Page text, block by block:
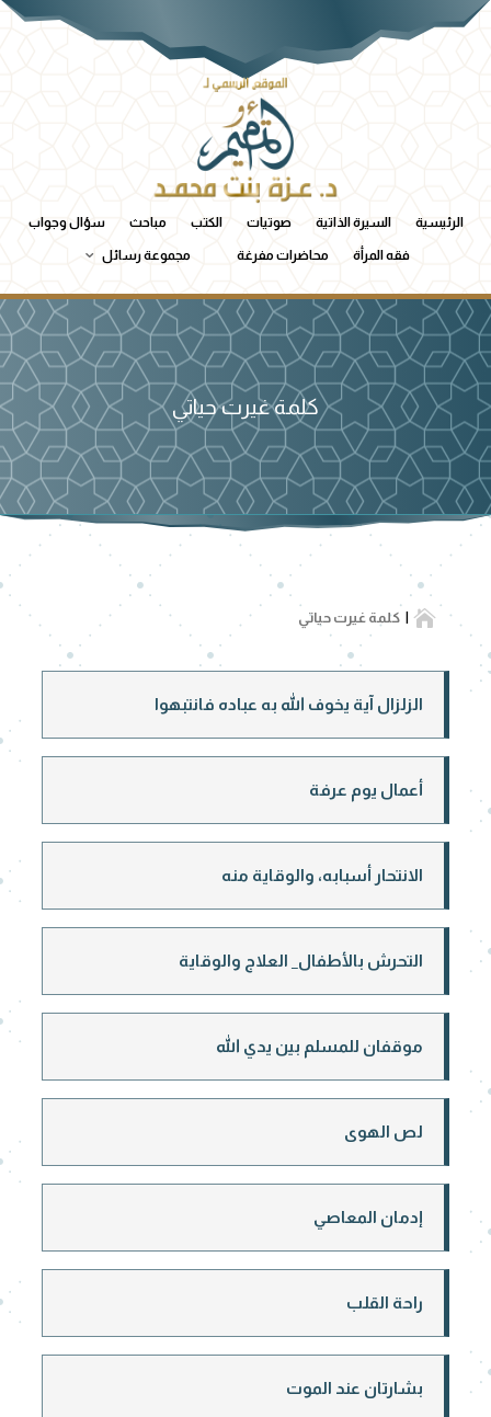
الرئيسية السيرة الذاتية صوتيات الكتب مباحث سؤال وجواب
فقه المرأة محاضرات مفرغة مجموعة رسائل
كلمة غيرت حياتي
 كلمة غيرت حياتي
الزلزال آية يخوف الله به عباده فانتبهوا
أعمال يوم عرفة
الانتحار أسبابه، والوقاية منه
التحرش بالأطفال_ العلاج والوقاية
موقفان للمسلم بين يدي الله
لص الهوى
إدمان المعاصي
راحة القلب
بشارتان عند الموت